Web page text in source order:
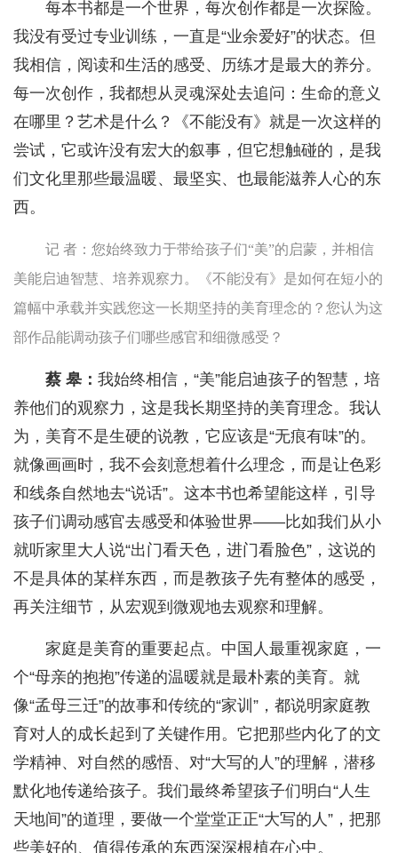
每本书都是一个世界，每次创作都是一次探险。
我没有受过专业训练，一直是“业余爱好”的状态。但
我相信，阅读和生活的感受、历练才是最大的养分。
每一次创作，我都想从灵魂深处去追问：生命的意义
在哪里？艺术是什么？《不能没有》就是一次这样的
尝试，它或许没有宏大的叙事，但它想触碰的，是我
们文化里那些最温暖、最坚实、也最能滋养人心的东
西。
记 者：您始终致力于带给孩子们“美”的启蒙，并相信
美能启迪智慧、培养观察力。《不能没有》是如何在短小的
篇幅中承载并实践您这一长期坚持的美育理念的？您认为这
部作品能调动孩子们哪些感官和细微感受？
蔡 皋： 我始终相信，“美”能启迪孩子的智慧，培
养他们的观察力，这是我长期坚持的美育理念。我认
为，美育不是生硬的说教，它应该是“无痕有味”的。
就像画画时，我不会刻意想着什么理念，而是让色彩
和线条自然地去“说话”。这本书也希望能这样，引导
孩子们调动感官去感受和体验世界——比如我们从小
就听家里大人说“出门看天色，进门看脸色”，这说的
不是具体的某样东西，而是教孩子先有整体的感受，
再关注细节，从宏观到微观地去观察和理解。
家庭是美育的重要起点。中国人最重视家庭，一
个“母亲的抱抱”传递的温暖就是最朴素的美育。就
像“孟母三迁”的故事和传统的“家训”，都说明家庭教
育对人的成长起到了关键作用。它把那些内化了的文
学精神、对自然的感悟、对“大写的人”的理解，潜移
默化地传递给孩子。我们最终希望孩子们明白“人生
天地间”的道理，要做一个堂堂正正“大写的人”，把那
些美好的、值得传承的东西深深根植在心中。